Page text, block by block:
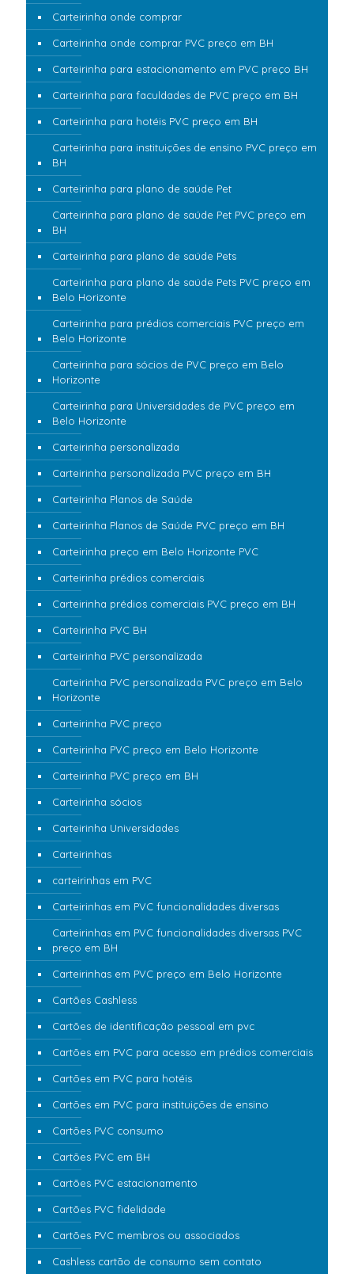
Carteirinha onde comprar
Carteirinha onde comprar PVC preço em BH
Carteirinha para estacionamento em PVC preço BH
Carteirinha para faculdades de PVC preço em BH
Carteirinha para hotéis PVC preço em BH
Carteirinha para instituições de ensino PVC preço em
BH
Carteirinha para plano de saúde Pet
Carteirinha para plano de saúde Pet PVC preço em
BH
Carteirinha para plano de saúde Pets
Carteirinha para plano de saúde Pets PVC preço em
Belo Horizonte
Carteirinha para prédios comerciais PVC preço em
Belo Horizonte
Carteirinha para sócios de PVC preço em Belo
Horizonte
Carteirinha para Universidades de PVC preço em
Belo Horizonte
Carteirinha personalizada
Carteirinha personalizada PVC preço em BH
Carteirinha Planos de Saúde
Carteirinha Planos de Saúde PVC preço em BH
Carteirinha preço em Belo Horizonte PVC
Carteirinha prédios comerciais
Carteirinha prédios comerciais PVC preço em BH
Carteirinha PVC BH
Carteirinha PVC personalizada
Carteirinha PVC personalizada PVC preço em Belo
Horizonte
Carteirinha PVC preço
Carteirinha PVC preço em Belo Horizonte
Carteirinha PVC preço em BH
Carteirinha sócios
Carteirinha Universidades
Carteirinhas
carteirinhas em PVC
Carteirinhas em PVC funcionalidades diversas
Carteirinhas em PVC funcionalidades diversas PVC
preço em BH
Carteirinhas em PVC preço em Belo Horizonte
Cartões Cashless
Cartões de identificação pessoal em pvc
Cartões em PVC para acesso em prédios comerciais
Cartões em PVC para hotéis
Cartões em PVC para instituições de ensino
Cartões PVC consumo
Cartões PVC em BH
Cartões PVC estacionamento
Cartões PVC fidelidade
Cartões PVC membros ou associados
Cashless cartão de consumo sem contato